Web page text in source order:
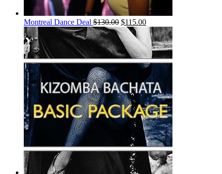
Montreal Dance Deal $130.00 $115.00